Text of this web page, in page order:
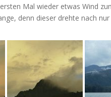
Mal wieder etwas Wind
denn dieser drehte nach